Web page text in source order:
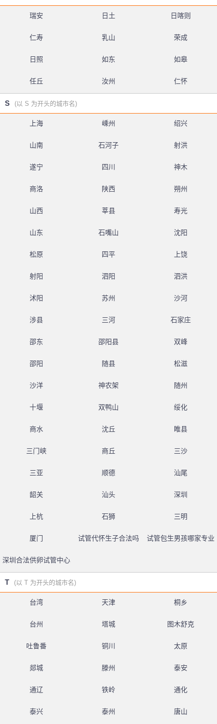
瑞安 日土 日喀则
仁寿 乳山 荣成
日照 如东 如皋
任丘 汝州 仁怀
S (以 S 为开头的城市名)
上海 嵊州 绍兴
山南 石河子 射洪
遂宁 四川 神木
商洛 陕西 朔州
山西 莘县 寿光
山东 石嘴山 沈阳
松原 四平 上饶
射阳 泗阳 泗洪
沭阳 苏州 沙河
涉县 三河 石家庄
邵东 邵阳县 双峰
邵阳 随县 松滋
沙洋 神农架 随州
十堰 双鸭山 绥化
商水 沈丘 睢县
三门峡 商丘 三沙
三亚 顺德 汕尾
韶关 汕头 深圳
上杭 石狮 三明
厦门 试管代怀生子合法吗 试管包生男孩哪家专业
深圳合法供卵试管中心
T (以 T 为开头的城市名)
台湾 天津 桐乡
台州 塔城 图木舒克
吐鲁番 铜川 太原
郯城 滕州 泰安
通辽 铁岭 通化
泰兴 泰州 唐山